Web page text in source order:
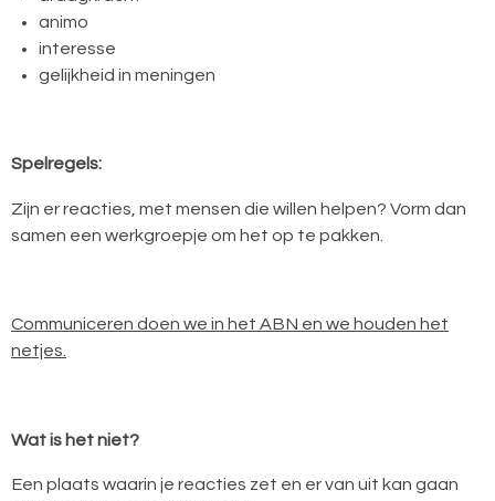
animo
interesse
gelijkheid in meningen
Spelregels:
Zijn er reacties, met mensen die willen helpen? Vorm dan
samen een werkgroepje om het op te pakken.
Communiceren doen we in het ABN en we houden het
netjes.
Wat is het niet?
Een plaats waarin je reacties zet en er van uit kan gaan